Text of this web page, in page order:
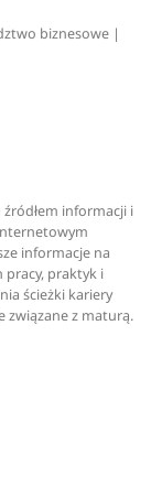
biznesowe |
informacji i
informacje na
pracy, praktyk i
ścieżki kariery
związane z maturą.